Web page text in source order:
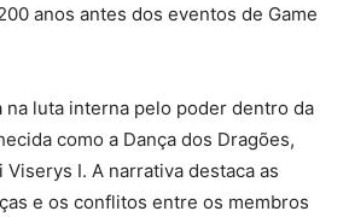
anos antes dos eventos de Game
na luta interna pelo poder dentro da
como a Dança dos Dragões,
I. A narrativa destaca as
e os conflitos entre os membros